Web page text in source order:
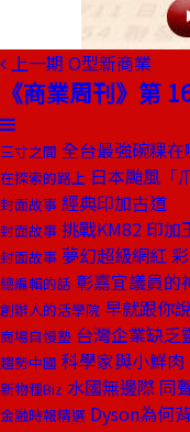
上一期 O型新商業
《商業周刊》第
三寸之間 全台最強碗粿在
在探索的路上 日本颱風「
封面故事 經典印加古道
封面故事 挑戰KM82 印加
封面故事 夢幻超級網紅
總編輯的話 彰嘉宜議員的
創辦人的活學院 早就跟你
商場自慢塾 台灣企業缺
趨勢中國 科學家與小鮮肉
新物種Biz 水國無邊際 同
金融時報精選 Dyson為何